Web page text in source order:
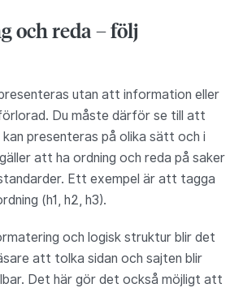
och reda – följ
presenteras utan att information eller
Du måste därför se till att
kan presenteras på olika sätt och i
att ha ordning och reda på saker
Ett exempel är att tagga
(h1, h2, h3).
och logisk struktur blir det
att tolka sidan och sajten blir
Det här gör det också möjligt att